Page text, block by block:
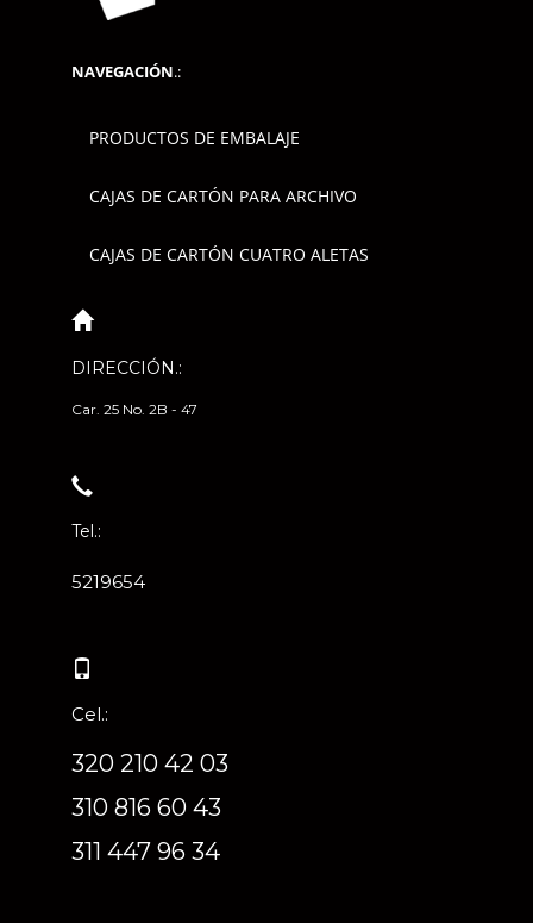
NAVEGACIÓN.:
PRODUCTOS DE EMBALAJE
CAJAS DE CARTÓN PARA ARCHIVO
CAJAS DE CARTÓN CUATRO ALETAS
DIRECCIÓN.:
Car. 25 No. 2B - 47
Tel.:
5219654
Cel.:
320 210 42 03
310 816 60 43
311 447 96 34